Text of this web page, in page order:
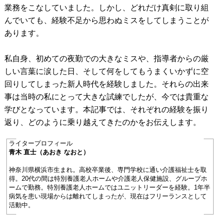
業務をこなしていました。しかし、どれだけ真剣に取り組
んでいても、経験不足から思わぬミスをしてしまうことが
あります。
私自身、初めての夜勤での大きなミスや、指導者からの厳
しい言葉に涙した日、そして何をしてもうまくいかずに空
回りしてしまった新人時代を経験しました。それらの出来
事は当時の私にとって大きな試練でしたが、今では貴重な
学びとなっています。本記事では、それぞれの経験を振り
返り、どのように乗り越えてきたのかをお伝えします。
ライタープロフィール
青木 直士（あおき なおと）
神奈川県横浜市生まれ。高校卒業後、専門学校に通い介護福祉士を取
得。20代の間は特別養護老人ホームや介護老人保健施設、グループホ
ームで勤務。特別養護老人ホームではユニットリーダーを経験。1年半
病気を患い現場からは離れてしまったが、現在はフリーランスとして
活動中。